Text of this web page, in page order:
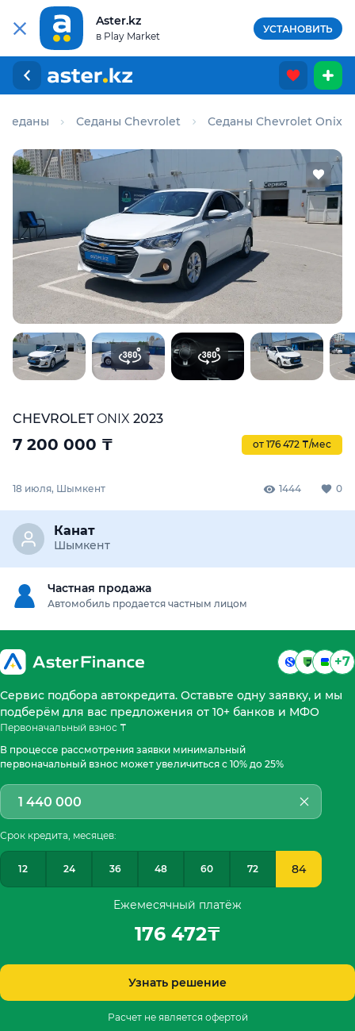
Aster.kz
в Play Market
УСТАНОВИТЬ
Седаны Седаны Chevrolet Седаны Chevrolet Onix
Для этого авто доступен отчёт Aster Check
Предоставим подробную информацию об автомобиле:
техническое состояние, пробег, история осмотров,
юридическая проверка по базам РК и РФ
Купить отчёт за 1000₸
CHEVROLETONIX 2023
7 200 000 ₸ от 176 472 ₸/мес
18 июля, Шымкент 1444 0
Канат
Шымкент
Частная продажа
Автомобиль продается частным лицом
+7
Сервис подбора автокредита. Оставьте одну заявку, и мы
подберём для вас предложения от 10+ банков и МФО
Первоначальный взнос ₸
В процессе рассмотрения заявки минимальный
первоначальный взнос может увеличиться с 10% до 25%
Срок кредита, месяцев:
12 24 36 48 60 72 84
Ежемесячный платёж
176 472₸
Узнать решение
Расчет не является офертой